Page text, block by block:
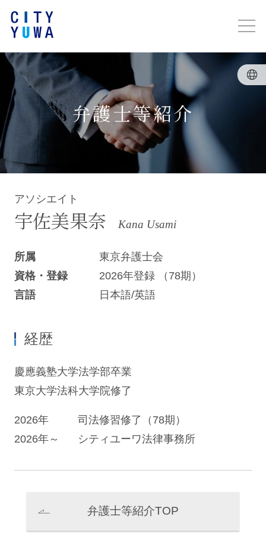
弁護士等紹介
アソシエイト
宇佐美果奈 Kana Usami
所属
東京弁護士会
資格・登録
2026年登録 （78期）
言語
日本語/英語
経歴
慶應義塾大学法学部卒業
東京大学法科大学院修了
2026年
司法修習修了（78期）
2026年～
シティユーワ法律事務所
弁護士等紹介TOP